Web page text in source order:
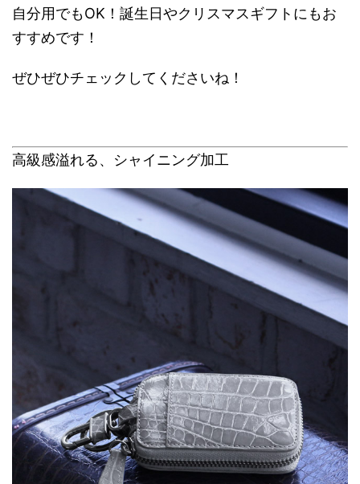
自分用でもOK！誕生日やクリスマスギフトにもお
すすめです！
ぜひぜひチェックしてくださいね！
高級感溢れる、シャイニング加工